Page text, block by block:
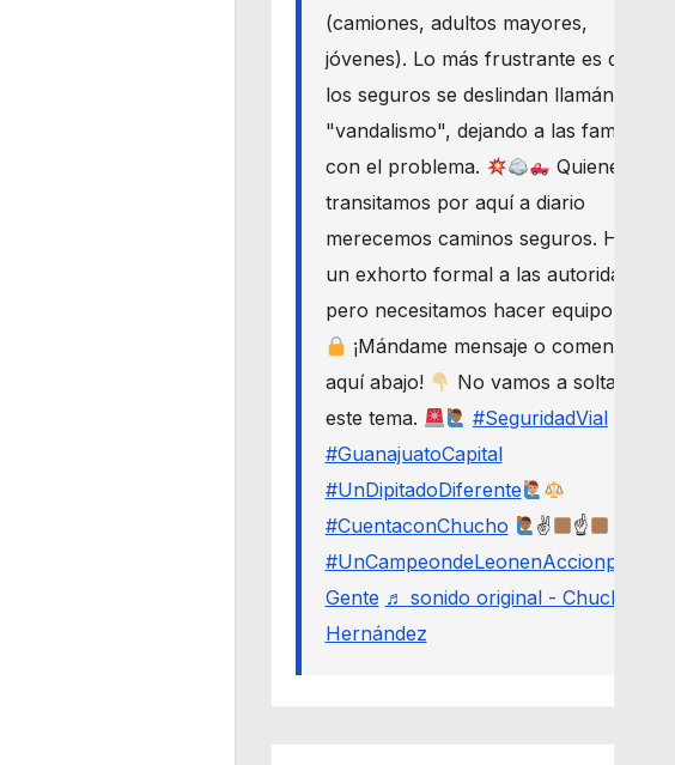
(camiones, adultos mayores,
jóvenes). Lo más frustrante es que
los seguros se deslindan llamándolo
"vandalismo", dejando a las familias
con el problema.
Quienes
transitamos por aquí a diario
merecemos caminos seguros. Haré
un exhorto formal a las autoridades,
pero necesitamos hacer equipo.
¡Mándame mensaje o comenta
aquí abajo!
No vamos a soltar
este tema.
#SeguridadVial
#GuanajuatoCapital
#UnDipitadoDiferente
#CuentaconChucho
✌
☝
#UnCampeondeLeonenAccionporLa
Gente ♬ sonido original - Chucho
Hernández